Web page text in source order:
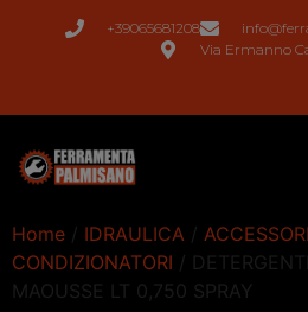
+39065681208
Via Ermanno
Home / IDRAULICA / ACCESSORI
CONDIZIONATORI /
MAOUSSE LT 0,750 SPRAY